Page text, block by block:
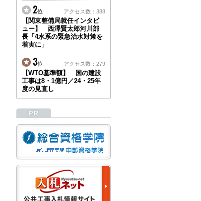
建設資料館をご利用いた
だき、誠に有難うござい
ます。
下記の期間につきまし
て、弊社休業のため情報
更新を停止させていただ
きます。
【期間】５月２日(土)～
５月１０日(日)
上記の期間、情報の更新
がされませんので、ご了
い申し上げます。
から通常通り運営いたし
ます。
2025/12/22
●年末年始に伴う情報更
新停止のお知らせ●
建設資料館をご利用いた
だき、誠に有難うござい
2位 アクセス数：388
【関東整備局就任インタビ
ュー】 西澤賢太郎河川部
長「4水系の緊急治水対策を
着実に」
3位 アクセス数：279
【WTO基準額】 国の建設
工事は8・1億円／24・25年
度の見直し